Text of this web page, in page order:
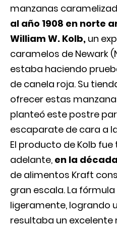
manzanas
al año 1908 en norte
William W. Kolb, un
caramelos de Newark
estaba haciendo
de canela roja. Su
ofrecer estas
planteó este postre
escaparate de cara a
El producto de Kolb
adelante, en la
de alimentos Kraft
gran escala. La
ligeramente, logrando
resultaba un